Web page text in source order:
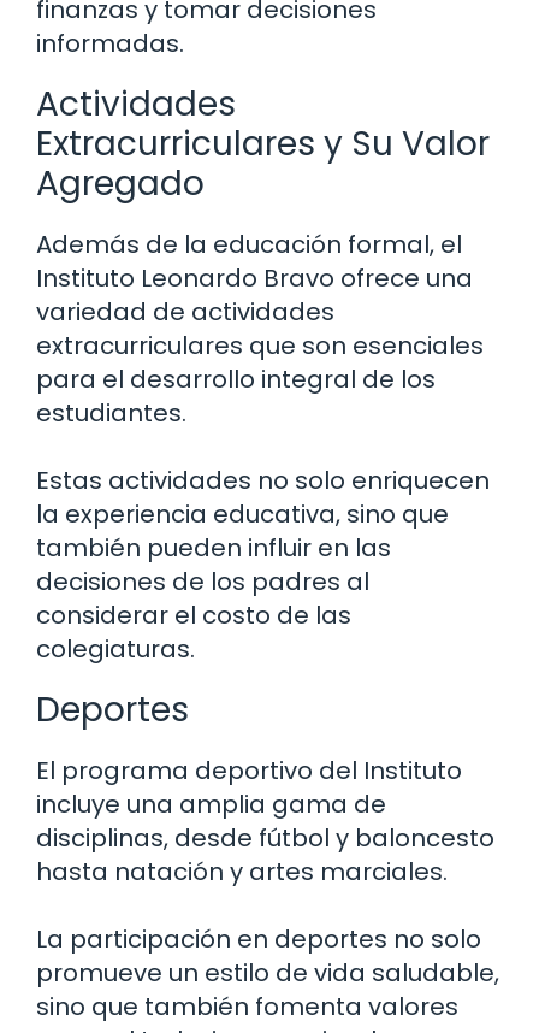
finanzas y tomar decisiones
informadas.
Actividades
Extracurriculares y Su Valor
Agregado
Además de la educación formal, el
Instituto Leonardo Bravo ofrece una
variedad de actividades
extracurriculares que son esenciales
para el desarrollo integral de los
estudiantes.
Estas actividades no solo enriquecen
la experiencia educativa, sino que
también pueden influir en las
decisiones de los padres al
considerar el costo de las
colegiaturas.
Deportes
El programa deportivo del Instituto
incluye una amplia gama de
disciplinas, desde fútbol y baloncesto
hasta natación y artes marciales.
La participación en deportes no solo
promueve un estilo de vida saludable,
sino que también fomenta valores